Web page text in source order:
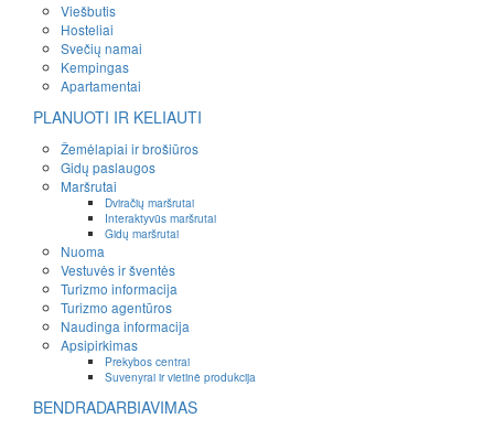
Viešbutis
Hosteliai
Svečių namai
Kempingas
Apartamentai
PLANUOTI IR KELIAUTI
Žemėlapiai ir brošiūros
Gidų paslaugos
Maršrutai
Dviračių maršrutai
Interaktyvūs maršrutai
Gidų maršrutai
Nuoma
Vestuvės ir šventės
Turizmo informacija
Turizmo agentūros
Naudinga informacija
Apsipirkimas
Prekybos centrai
Suvenyrai ir vietinė produkcija
BENDRADARBIAVIMAS